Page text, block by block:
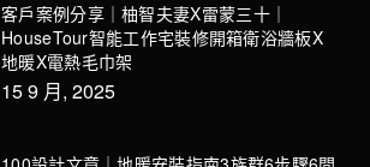
客戶案例分享｜柚智夫妻X雷蒙三十｜
HouseTour智能工作宅裝修開箱衛浴牆板X
地暖X電熱毛巾架
15 9 月, 2025